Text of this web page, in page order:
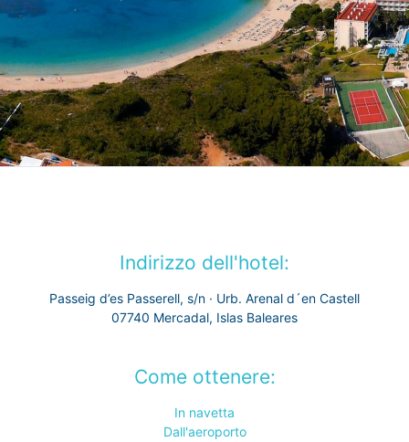
Indirizzo dell'hotel:
Passeig d’es Passerell, s/n · Urb. Arenal d´en Castell
07740 Mercadal, Islas Baleares
Come ottenere:
In navetta
Dall'aeroporto